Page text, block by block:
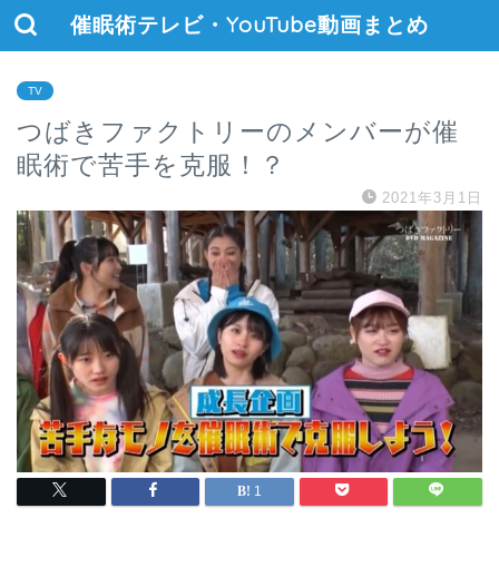
催眠術テレビ・YouTube動画まとめ
TV
つばきファクトリーのメンバーが催
眠術で苦手を克服！？
2021年3月1日
1